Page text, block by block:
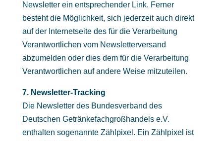
Newsletter ein entsprechender Link. Ferner
besteht die Möglichkeit, sich jederzeit auch direkt
auf der Internetseite des für die Verarbeitung
Verantwortlichen vom Newsletterversand
abzumelden oder dies dem für die Verarbeitung
Verantwortlichen auf andere Weise mitzuteilen.
7. Newsletter-Tracking
Die Newsletter des Bundesverband des
Deutschen Getränkefachgroßhandels e.V.
enthalten sogenannte Zählpixel. Ein Zählpixel ist